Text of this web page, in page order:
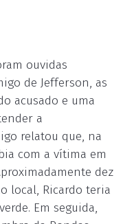
ouvidas
de Jefferson, as
acusado e uma
a
relatou que, na
com a vítima em
dez
local, Ricardo teria
Em seguida,